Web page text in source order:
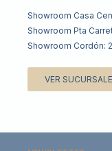
Showroom Casa
Showroom Pta
Showroom Cordón:
VER